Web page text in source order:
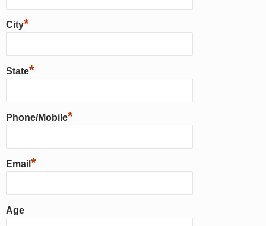
City*
State*
Phone/Mobile*
Email *
Age